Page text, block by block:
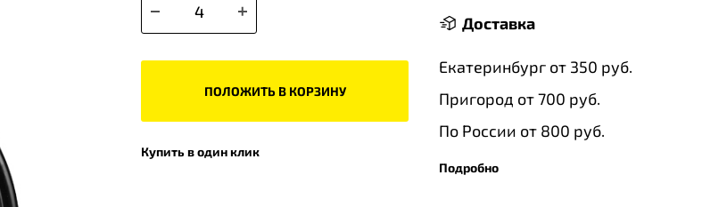
ПОЛОЖИТЬ В КОРЗИНУ
Купить в один клик
Доставка
Екатеринбург от 350 руб.
Пригород от 700 руб.
По России от 800 руб.
Подробно